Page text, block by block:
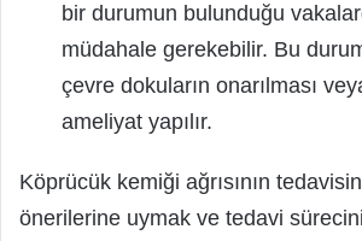
bir durumun bulunduğu
müdahale gerekebilir. Bu
çevre dokuların onarılması
ameliyat yapılır.
Köprücük kemiği ağrısının
önerilerine uymak ve tedavi